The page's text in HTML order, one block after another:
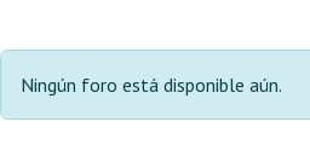
Ningún foro está disponible aún.